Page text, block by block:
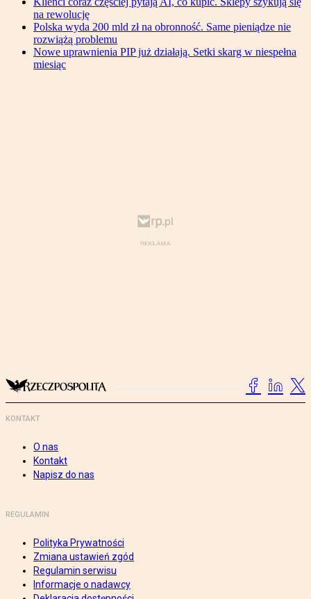
na rewolucję
Polska wyda 200 mld zł na obronność. Same pieniądze nie
rozwiążą problemu
Nowe uprawnienia PIP już działają. Setki skarg w niespełna
miesiąc
KONTAKT
O nas
Kontakt
Napisz do nas
REGULAMIN
Polityka Prywatności
Zmiana ustawień zgód
Regulamin serwisu
Informacje o nadawcy